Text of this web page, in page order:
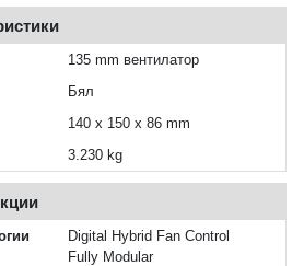
135 mm вентилатор
Бял
140 x 150 x 86 mm
3.230 kg
Digital Hybrid Fan Control
Fully Modular